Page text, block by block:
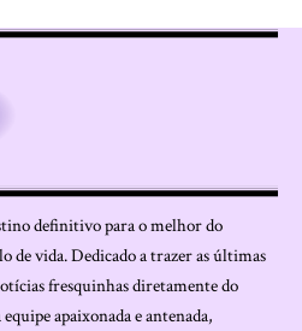
definitivo para o melhor do
de vida. Dedicado a trazer as últimas
fresquinhas diretamente do
apaixonada e antenada,